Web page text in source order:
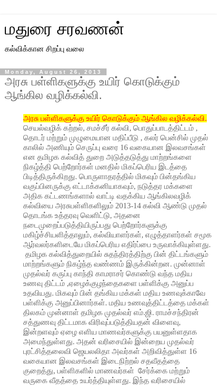
மதுரை சரவணன்
கல்விக்கான சிறப்பு வலை
Monday, August 26, 2013
அரசு பள்ளிகளுக்கு உயிர் கொடுக்கும்
ஆங்கில வழிக்கல்வி.
அரசு பள்ளிகளுக்கு உயிர் கொடுக்கும் ஆங்கில வழிக்கல்வி.
செயல்வழிக் கற்றல், சமச்சீர் கல்வி, பொதுப்பாடத்திட்டம் ,
தொடர் மற்றும் முழுமையான மதிப்பீடு , கலர் பென்சில் முதல்
காலில் அணியும் செருப்பு வரை 16 வகையான இலவசங்கள்
என தமிழக கல்வித் துறை அடுத்தடுத்து மாற்றங்களை
நிகழ்த்தி பெற்றோர்கள் மனதில் மிகப்பெரிய இடத்தை
பிடித்திருக்கிறது. பொருளாதரத்தில் மிகவும் பின்தங்கிய
வகுப்பினருக்கு எட்டாக்கனியாகவும், நடுத்தர மக்களை
அதிக கட்டணங்களால் வாட்டி வதக்கிய ஆங்கிலவழிக்
கல்வியை அரசுபள்ளிகளிலும் 2013-14 கல்வி ஆண்டு முதல்
தொடங்க உத்தரவு வெளிட்டு, அதனை
நடைமுறைப்படுத்தியிருப்பது பெற்றோர்களுக்கு
மகிழ்ச்சியளித்தாலும், கல்வியாளர்கள், எழுத்தாளர்கள் சமூக
ஆர்வலர்களிடையே மிகப்பெரிய எதிர்ப்பை உருவாக்கியுள்ளது.
தமிழக கல்வித்துறையில் சுதந்திரத்திற்கு பின் திட்டங்களும்
மாற்றங்களும் நிகழ்ந்த வண்ணம் இருக்கின்றன. முன்னாள்
முதல்வர் கருப்பு காந்தி காமராசர் கொண்டு வந்த மதிய
உணவு திட்டம் ,ஏழைக்குழந்தைகளை பள்ளிக்கு அனுப்ப
உதவியது. மிகவும் பின் தங்கிய மக்கள் மதிய உணவுக்காவே
பள்ளிக்கு அனுப்பினார்கள். மதிய உணவுத்திட்டத்தை மக்கள்
திலகம் முன்னாள் தமிழக முதல்வர் எம்.ஜி. ராமச்சந்திரன்
சத்துணவு திட்டமாக விரிவுப்படுத்தியதன் விளைவு,
இன்றளவும் ஏழை எளிய மாணவர்களுக்கு பயனுள்ளதாக
அமைந்துள்ளது. அதன் வரிசையில் இன்றைய முதல்வர்
புரட்சித்தலைவி ஜெயலலிதா அவர்கள் அறிவித்துள்ள 16
வகையான இலவசங்கள் இடைநிற்றல் சதவீதத்தை
குறைத்து, பள்ளிகளில் மாணவர்கள் சேர்க்கை மற்றும்
வருகை வீதத்தை உயர்த்தியுள்ளது. இந்த வரிசையில்